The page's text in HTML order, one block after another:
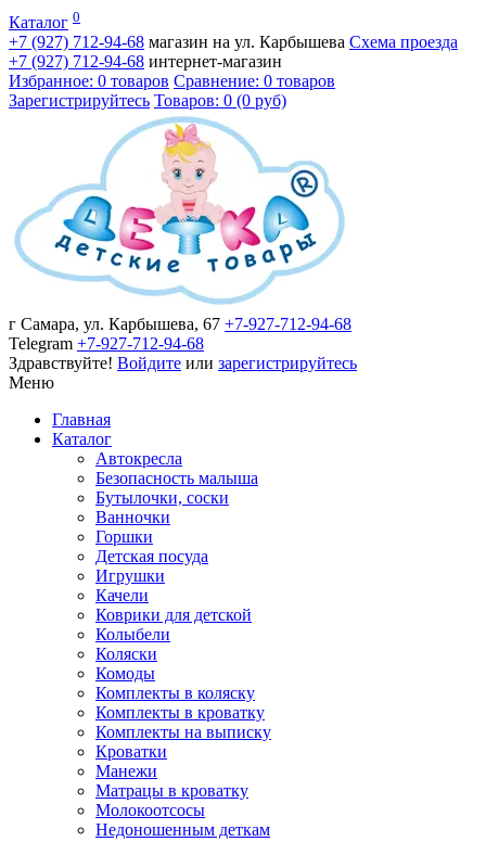
Каталог 0
+7 (927) 712-94-68 магазин на ул. Карбышева Схема проезда
+7 (927) 712-94-68 интернет-магазин
Избранное: 0 товаров Сравнение: 0 товаров
Зарегистрируйтесь Товаров: 0 (0 руб)
г Самара, ул. Карбышева, 67 +7-927-712-94-68
Telegram +7-927-712-94-68
Здравствуйте! Войдите или зарегистрируйтесь
Меню
Главная
Каталог
Автокресла
Безопасность малыша
Бутылочки, соски
Ванночки
Горшки
Детская посуда
Игрушки
Качели
Коврики для детской
Колыбели
Коляски
Комоды
Комплекты в коляску
Комплекты в кроватку
Комплекты на выписку
Кроватки
Манежи
Матрацы в кроватку
Молокоотсосы
Недоношенным деткам